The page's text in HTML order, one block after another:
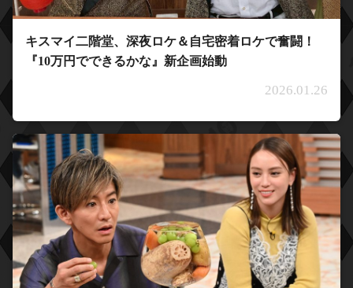
キスマイ二階堂、深夜ロケ＆自宅密着ロケで奮闘！
『10万円でできるかな』新企画始動
2026.01.26